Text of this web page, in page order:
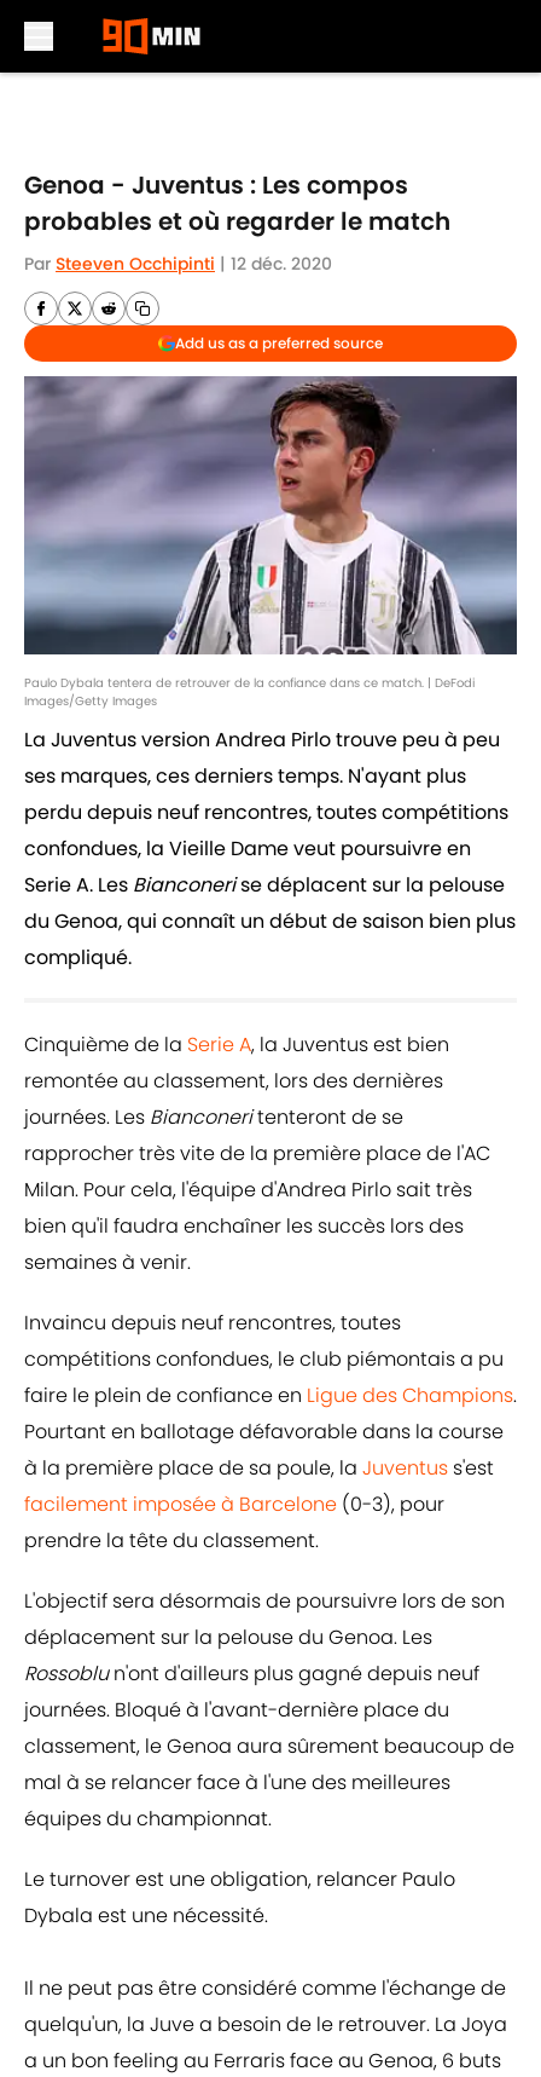
Genoa - Juventus : Les compos
probables et où regarder le match
Par Steeven Occhipinti | 12 déc. 2020
Add us as a preferred source
Paulo Dybala tentera de retrouver de la confiance dans ce match. | DeFodi
Images/Getty Images
La Juventus version Andrea Pirlo trouve peu à peu
ses marques, ces derniers temps. N'ayant plus
perdu depuis neuf rencontres, toutes compétitions
confondues, la Vieille Dame veut poursuivre en
Serie A. Les Bianconerise déplacent sur la pelouse
du Genoa, qui connaît un début de saison bien plus
compliqué.
Cinquième de la Serie A, la Juventus est bien
remontée au classement, lors des dernières
journées. Les Bianconeritenteront de se
rapprocher très vite de la première place de l'AC
Milan. Pour cela, l'équipe d'Andrea Pirlo sait très
bien qu'il faudra enchaîner les succès lors des
semaines à venir.
Invaincu depuis neuf rencontres, toutes
compétitions confondues, le club piémontais a pu
faire le plein de confiance en Ligue des Champions.
Pourtant en ballotage défavorable dans la course
à la première place de sa poule, la Juventus s'est
facilement imposée à Barcelone (0-3), pour
prendre la tête du classement.
L'objectif sera désormais de poursuivre lors de son
déplacement sur la pelouse du Genoa. Les
Rossoblun'ont d'ailleurs plus gagné depuis neuf
journées. Bloqué à l'avant-dernière place du
classement, le Genoa aura sûrement beaucoup de
mal à se relancer face à l'une des meilleures
équipes du championnat.
Le turnover est une obligation, relancer Paulo
Dybala est une nécessité.
Il ne peut pas être considéré comme l'échange de
quelqu'un, la Juve a besoin de le retrouver. La Joya
a un bon feeling au Ferraris face au Genoa, 6 buts